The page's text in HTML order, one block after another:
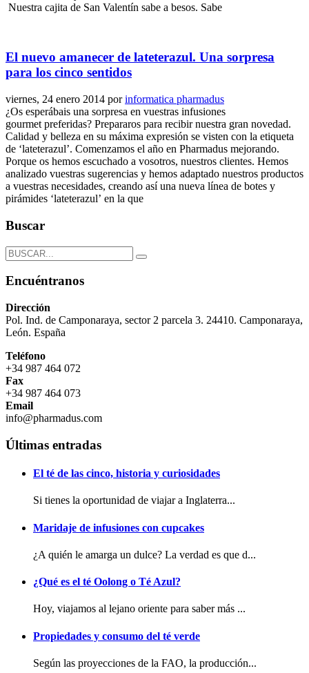
Nuestra cajita de San Valentín sabe a besos. Sabe
El nuevo amanecer de lateterazul. Una sorpresa
para los cinco sentidos
viernes, 24 enero 2014 porinformatica pharmadus
¿Os esperábais una sorpresa en vuestras infusiones
gourmet preferidas? Prepararos para recibir nuestra gran novedad.
Calidad y belleza en su máxima expresión se visten con la etiqueta
de ‘lateterazul’. Comenzamos el año en Pharmadus mejorando.
Porque os hemos escuchado a vosotros, nuestros clientes. Hemos
analizado vuestras sugerencias y hemos adaptado nuestros productos
a vuestras necesidades, creando así una nueva línea de botes y
pirámides ‘lateterazul’ en la que
Buscar
Encuéntranos
Dirección
Pol. Ind. de Camponaraya, sector 2 parcela 3. 24410. Camponaraya,
León. España
Teléfono
+34 987 464 072
Fax
+34 987 464 073
Email
info@pharmadus.com
Últimas entradas
El té de las cinco, historia y curiosidades
Si tienes la oportunidad de viajar a Inglaterra...
Maridaje de infusiones con cupcakes
¿A quién le amarga un dulce? La verdad es que d...
¿Qué es el té Oolong o Té Azul?
Hoy, viajamos al lejano oriente para saber más ...
Propiedades y consumo del té verde
Según las proyecciones de la FAO, la producción...